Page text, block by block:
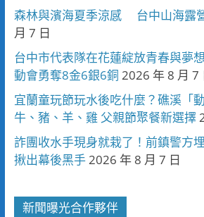
森林與濱海夏季涼感 台中山海露
月 7 日
台中市代表隊在花蓮綻放青春與夢
動會勇奪8金6銀6銅 2026 年 8 月 7
宜蘭童玩節玩水後吃什麼？礁溪「
牛、豬、羊、雞 父親節聚餐新選擇
詐團收水手現身就栽了！前鎮警方
揪出幕後黑手2026 年 8 月 7 日
新聞曝光合作夥伴